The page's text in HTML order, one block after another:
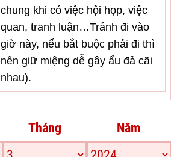
chung khi có việc hội họp, việc
quan, tranh luận…Tránh đi vào
giờ này, nếu bắt buộc phải đi thì
nên giữ miệng dễ gây ẩu đả cãi
nhau).
Tháng Năm